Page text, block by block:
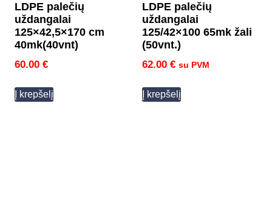
LDPE palečių
uždangalai
125×42,5×170 cm
40mk(40vnt)
60.00 €
Į krepšelį
LDPE palečių
uždangalai
125/42×100 65mk žali
(50vnt.)
62.00 € su PVM
Į krepšelį